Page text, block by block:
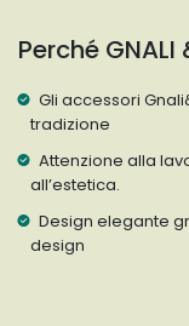
Perché GNALI
Gli accessori
tradizione
Attenzione alla
all’estetica.
Design elegante
design